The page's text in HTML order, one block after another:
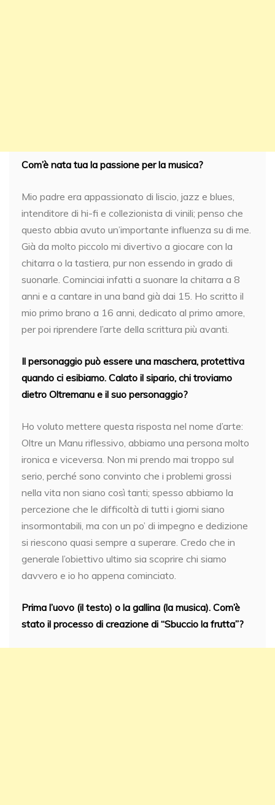
Com’è nata tua la passione per la musica?
Mio padre era appassionato di liscio, jazz e blues,
intenditore di hi-fi e collezionista di vinili; penso che
questo abbia avuto un’importante influenza su di me.
Già da molto piccolo mi divertivo a giocare con la
chitarra o la tastiera, pur non essendo in grado di
suonarle. Cominciai infatti a suonare la chitarra a 8
anni e a cantare in una band già dai 15. Ho scritto il
mio primo brano a 16 anni, dedicato al primo amore,
per poi riprendere l’arte della scrittura più avanti.
Il personaggio può essere una maschera, protettiva
quando ci esibiamo. Calato il sipario, chi troviamo
dietro Oltremanu e il suo personaggio?
Ho voluto mettere questa risposta nel nome d’arte:
Oltre un Manu riflessivo, abbiamo una persona molto
ironica e viceversa. Non mi prendo mai troppo sul
serio, perché sono convinto che i problemi grossi
nella vita non siano così tanti; spesso abbiamo la
percezione che le difficoltà di tutti i giorni siano
insormontabili, ma con un po’ di impegno e dedizione
si riescono quasi sempre a superare. Credo che in
generale l’obiettivo ultimo sia scoprire chi siamo
davvero e io ho appena cominciato.
Prima l’uovo (il testo) o la gallina (la musica). Com’è
stato il processo di creazione di “Sbuccio la frutta”?